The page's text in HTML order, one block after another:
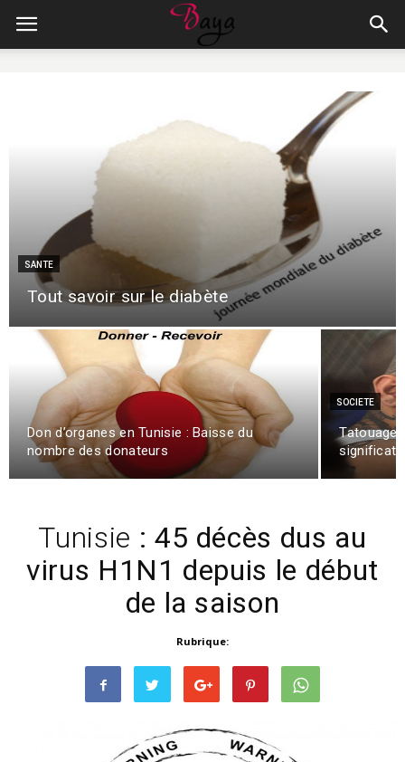
SANTE
Tout savoir sur le diabète
Don d’organes en Tunisie : Baisse du
nombre des donateurs
SOCIETE
Tunisie : 45 décès dus au
virus H1N1 depuis le début
de la saison
Rubrique: